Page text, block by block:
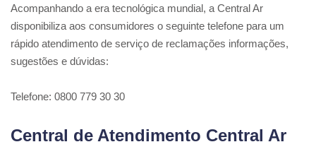
Acompanhando a era tecnológica mundial, a Central Ar
disponibiliza aos consumidores o seguinte telefone para um
rápido atendimento de serviço de reclamações informações,
sugestões e dúvidas:
Telefone: 0800 779 30 30
Central de Atendimento Central Ar